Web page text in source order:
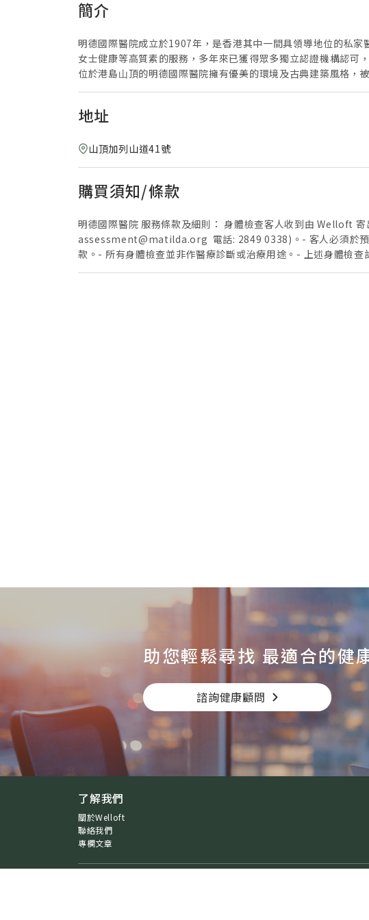
簡介
明德國際醫院成立於1907年，是香港其中一間具領導地位的私
女士健康等高質素的服務，多年來已獲得眾多獨立認證機構認可
位於港島⼭頂的明德國際醫院擁有優美的環境及古典建築風格，
地址
山頂加列山道41號
購買須知/條款
明德國際醫院 服務條款及細則： 身體檢查客人收到由 Welloft
assessment@matilda.org 電話: 2849 0338)。- 客人必須於預
款。- 所有身體檢查並非作醫療診斷或治療用途。- 上述身體檢
轉作其他測試- 僅於明德國際醫院進行。- 優惠不可與其他促銷
助您輕鬆尋找 最適合的健
諮詢健康顧問
了解我們
關於Welloft
聯絡我們
專欄文章